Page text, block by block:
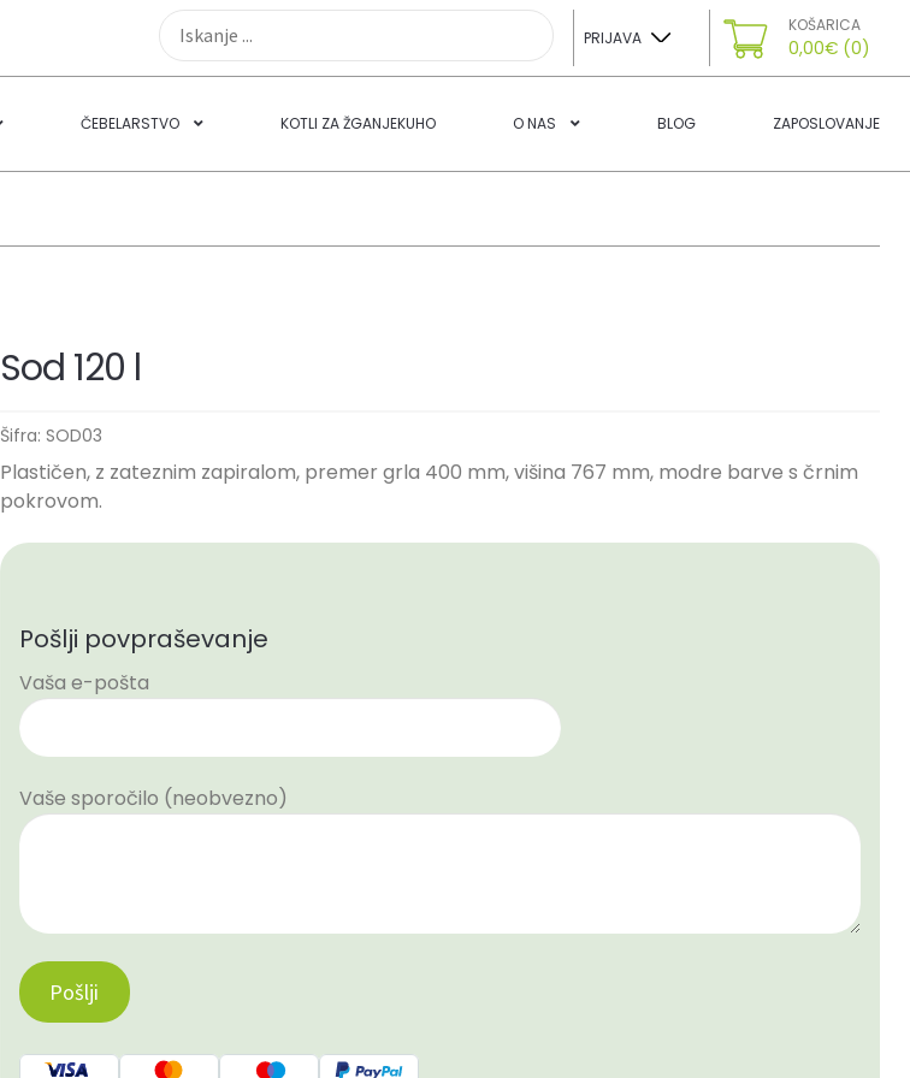
PRIJAVA
KOŠARICA
0,00€ (0)
ČEBELARSTVO KOTLI ZA ŽGANJEKUHO O NAS BLOG ZAPOSLOVANJE
Sod 120 l
Šifra: SOD03
Plastičen, z zateznim zapiralom, premer grla 400 mm, višina 767 mm, modre barve s črnim
pokrovom.
Pošlji povpraševanje
Vaša e-pošta
Vaše sporočilo (neobvezno)